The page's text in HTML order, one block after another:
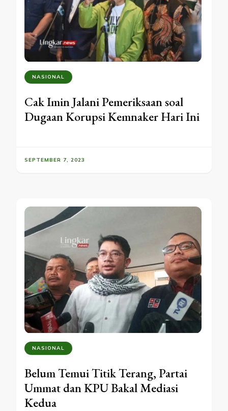
NASIONAL
Cak Imin Jalani Pemeriksaan soal
Dugaan Korupsi Kemnaker Hari Ini
SEPTEMBER 7, 2023
NASIONAL
Belum Temui Titik Terang, Partai
Ummat dan KPU Bakal Mediasi
Kedua